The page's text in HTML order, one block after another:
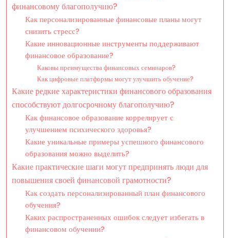
финансовому благополучию?
Как персонализированные финансовые планы могут
снизить стресс?
Какие инновационные инструменты поддерживают
финансовое образование?
Каковы преимущества финансовых семинаров?
Как цифровые платформы могут улучшить обучение?
Какие редкие характеристики финансового образования
способствуют долгосрочному благополучию?
Как финансовое образование коррелирует с
улучшением психического здоровья?
Какие уникальные примеры успешного финансового
образования можно выделить?
Какие практические шаги могут предпринять люди для
повышения своей финансовой грамотности?
Как создать персонализированный план финансового
обучения?
Каких распространенных ошибок следует избегать в
финансовом обучении?